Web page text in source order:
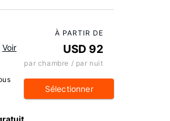
Voir
À PARTIR DE
USD 92
par chambre / par nuit
Sélectionner